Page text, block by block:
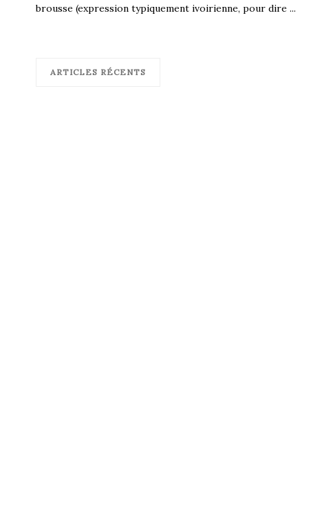
brousse (expression typiquement ivoirienne, pour dire ...
ARTICLES RÉCENTS